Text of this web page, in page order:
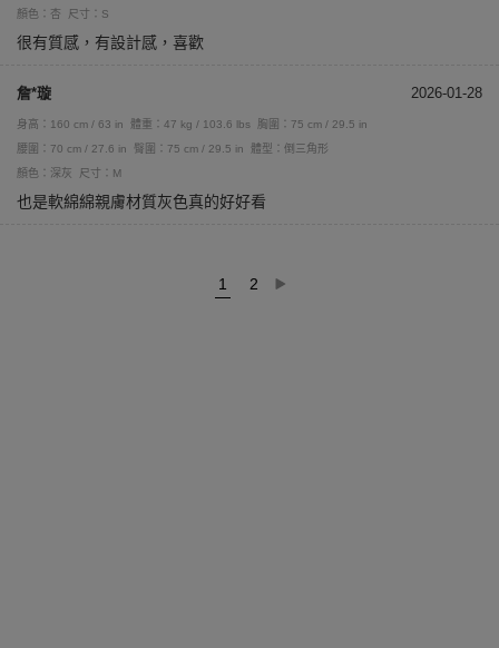
顏色：杏
尺寸：S
很有質感，有設計感，喜歡
詹*璇 2026-01-28
身高：160 cm / 63 in 體重：47 kg / 103.6 lbs
胸圍：75 cm / 29.5 in
腰圍：70 cm / 27.6 in
臀圍：75 cm / 29.5 in
體型：倒三角形
顏色：深灰
尺寸：M
也是軟綿綿親膚材質灰色真的好好看
1 2